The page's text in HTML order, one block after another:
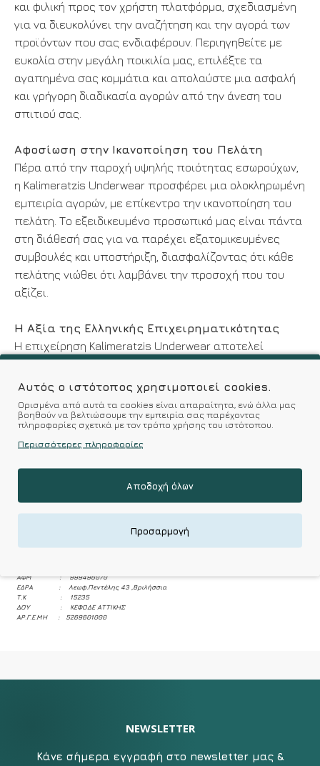
και φιλική προς τον χρήστη πλατφόρμα, σχεδιασμένη
για να διευκολύνει την αναζήτηση και την αγορά των
προϊόντων που σας ενδιαφέρουν. Περιηγηθείτε με
ευκολία στην μεγάλη ποικιλία μας, επιλέξτε τα
αγαπημένα σας κομμάτια και απολαύστε μια ασφαλή
και γρήγορη διαδικασία αγορών από την άνεση του
σπιτιού σας.
Αφοσίωση στην Ικανοποίηση του Πελάτη
Πέρα από την παροχή υψηλής ποιότητας εσωρούχων,
η Kalimeratzis Underwear προσφέρει μια ολοκληρωμένη
εμπειρία αγορών, με επίκεντρο την ικανοποίηση του
πελάτη. Το εξειδικευμένο προσωπικό μας είναι πάντα
στη διάθεσή σας για να παρέχει εξατομικευμένες
συμβουλές και υποστήριξη, διασφαλίζοντας ότι κάθε
πελάτης νιώθει ότι λαμβάνει την προσοχή που του
αξίζει.
Η Αξία της Ελληνικής Επιχειρηματικότητας
Η επιχείρηση Kalimeratzis Underwear αποτελεί
σύμβολο της ελληνικής επιχειρηματικότητας και της
ποιότητας των ελληνικών προϊόντων. Με σταθερή
δέσμευση στην παροχή ανώτερης ποιότητας και
άψογης εξυπηρέτησης, συνεχίζουμε να
ένδυσης και της μόδας, προσφέροντας αξία σε κάθε
σας επιλογή.
ΑΦΜ : 999496070
ΕΔΡΑ : Λεωφ.Πεντέλης 43 ,Βριλήσσια
Τ.Κ : 15235
ΔΟΥ : ΚΕΦΟΔΕ ΑΤΤΙΚΗΣ
ΑΡ.Γ.Ε.ΜΗ : 5269601000
NEWSLETTER
Κάνε σήμερα εγγραφή στο newsletter μας &
Αυτός ο ιστότοπος χρησιμοποιεί cookies.
Ορισμένα από αυτά τα cookies είναι απαραίτητα, ενώ άλλα μας
βοηθούν να βελτιώσουμε την εμπειρία σας παρέχοντας
πληροφορίες σχετικά με τον τρόπο χρήσης του ιστότοπου.
Περισσότερες πληροφορίες
Αποδοχή όλων
Προσαρμογή